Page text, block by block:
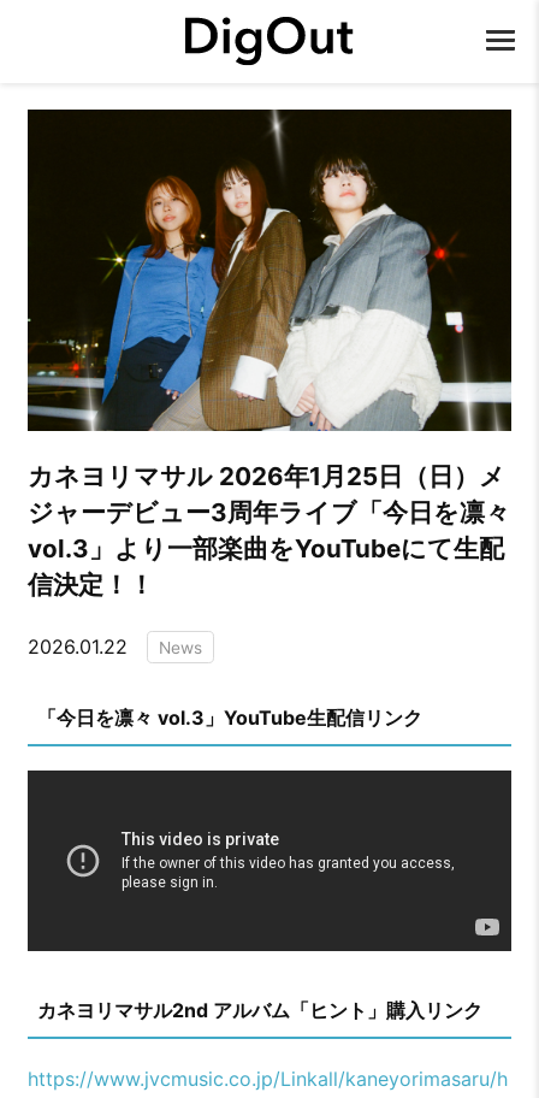
カネヨリマサル 2026年1月25日（日）メ
ジャーデビュー3周年ライブ「今日を凛々
vol.3」より一部楽曲をYouTubeにて生配
信決定！！
2026.01.22 News
「今日を凛々 vol.3」YouTube生配信リンク
カネヨリマサル2nd アルバム「ヒント」購入リンク
https://www.jvcmusic.co.jp/Linkall/kaneyorimasaru/h